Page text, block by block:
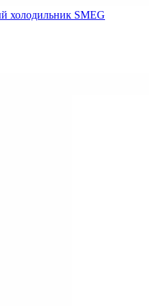
холодильник SMEG